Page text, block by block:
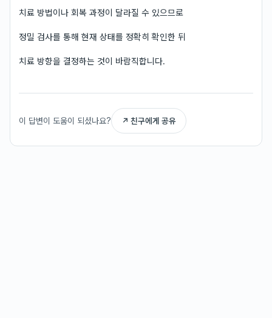
치료 방법이나 회복 과정이 달라질 수 있으므로
정밀 검사를 통해 현재 상태를 정확히 확인한 뒤
치료 방향을 결정하는 것이 바람직합니다.
이 답변이 도움이 되셨나요? ↗ 친구에게 공유